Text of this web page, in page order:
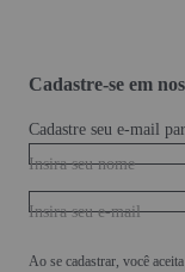
Cadastre-se em
Cadastre seu e-mail
Insira seu nome
Insira seu e-mail
Ao se cadastrar, você